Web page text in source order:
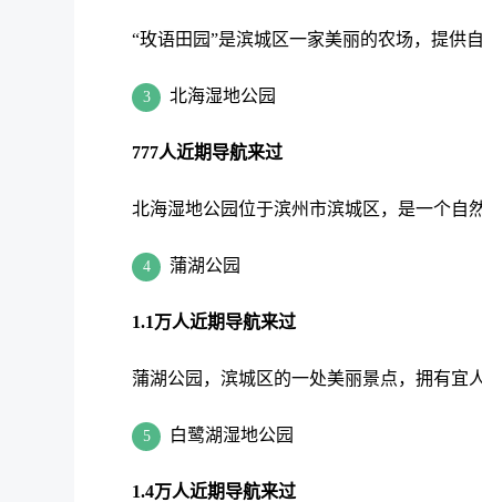
“玫语田园”是滨城区一家美丽的农场，提供
3 北海湿地公园
777人近期导航来过
北海湿地公园位于滨州市滨城区，是一个自
4 蒲湖公园
1.1万人近期导航来过
蒲湖公园，滨城区的一处美丽景点，拥有宜
5 白鹭湖湿地公园
1.4万人近期导航来过